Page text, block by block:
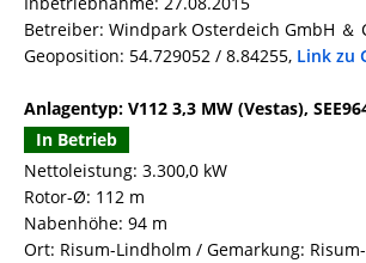
Betreiber: Windpark Osterdeich GmbH ＆
Geoposition: 54.729052 / 8.84255, Link zu
Anlagentyp: V112 3,3 MW (Vestas),
In Betrieb
Nettoleistung: 3.300,0 kW
Rotor-Ø: 112 m
Nabenhöhe: 94 m
Ort: Risum-Lindholm / Gemarkung: